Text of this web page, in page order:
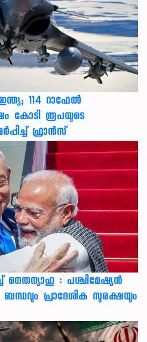
114 റാഫേൽ
കോടി രൂപയുടെ
ഫ്രാൻസ്
നെതന്യാഹു : പശ്ചിമേഷ്യൻ
ബന്ധവും പ്രാദേശിക സുരക്ഷയും